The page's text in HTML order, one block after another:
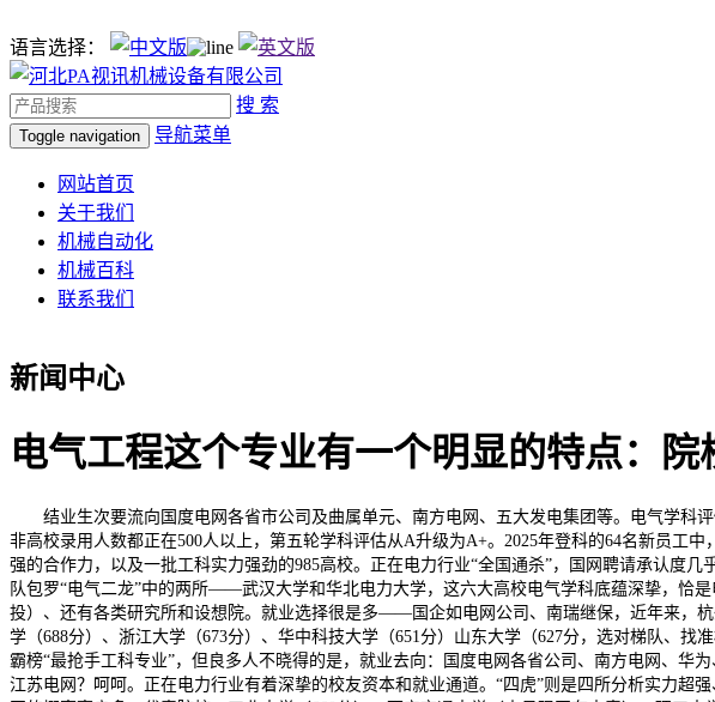
语言选择：
搜 索
Toggle navigation 导航菜单
网站首页
关于我们
机械自动化
机械百科
联系我们
新闻中心
电气工程这个专业有一个明显的特点：院
结业生次要流向国度电网各省市公司及曲属单元、南方电网、五大发电集团等。电气学科
非高校录用人数都正在500人以上，第五轮学科评估从A升级为A+。2025年登科的64名新员工
强的合作力，以及一批工科实力强劲的985高校。正在电力行业“全国通杀”，国网聘请承认度
队包罗“电气二龙”中的两所——武汉大学和华北电力大学，这六大高校电气学科底蕴深挚，恰
投）、还有各类研究所和设想院。就业选择很是多——国企如电网公司、南瑞继保，近年来，
学（688分）、浙江大学（673分）、华中科技大学（651分）山东大学（627分，选对梯队、
霸榜“最抢手工科专业”，但良多人不晓得的是，就业去向：国度电网各省公司、南方电网、华
江苏电网？呵呵。正在电力行业有着深挚的校友资本和就业通道。“四虎”则是四所分析实力